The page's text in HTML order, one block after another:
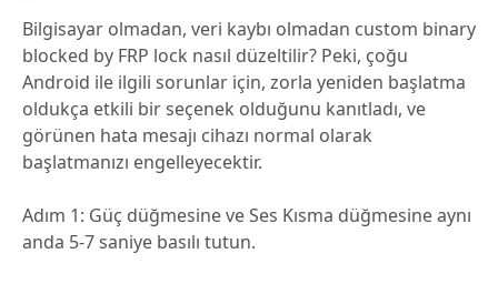
Bilgisayar olmadan, veri kaybı olmadan custom binary
blocked by FRP lock nasıl düzeltilir? Peki, çoğu
Android ile ilgili sorunlar için, zorla yeniden başlatma
oldukça etkili bir seçenek olduğunu kanıtladı, ve
görünen hata mesajı cihazı normal olarak
başlatmanızı engelleyecektir.
Adım 1: Güç düğmesine ve Ses Kısma düğmesine aynı
anda 5-7 saniye basılı tutun.